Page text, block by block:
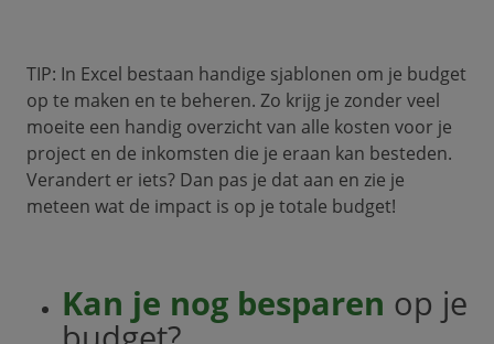
TIP: In Excel bestaan handige sjablonen om je budget
op te maken en te beheren. Zo krijg je zonder veel
moeite een handig overzicht van alle kosten voor je
project en de inkomsten die je eraan kan besteden.
Verandert er iets? Dan pas je dat aan en zie je
meteen wat de impact is op je totale budget!
Kan je nog besparen op je